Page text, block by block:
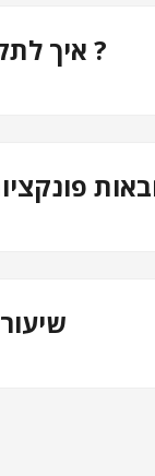
תוסף אקסל נעלם מהסרגל של Excel - איך לתקן ?
קורס מאקרו VBA ב Excel - שיעור 14 - טפסים